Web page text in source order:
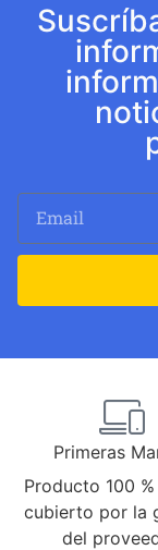
Primeras
Producto 100
cubierto por la
del